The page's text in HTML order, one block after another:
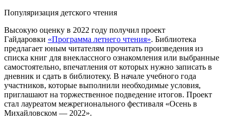
Популяризация детского чтения
Высокую оценку в 2022 году получил проект
Гайдаровки «Программа летнего чтения». Библиотека
предлагает юным читателям прочитать произведения из
списка книг для внеклассного ознакомления или выбранные
самостоятельно, впечатления от которых нужно записать в
дневник и сдать в библиотеку. В начале учебного года
участников, которые выполнили необходимые условия,
приглашают на торжественное подведение итогов. Проект
стал лауреатом межрегионального фестиваля «Осень в
Михайловском — 2022».